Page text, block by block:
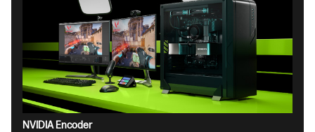
NVIDIA Encoder